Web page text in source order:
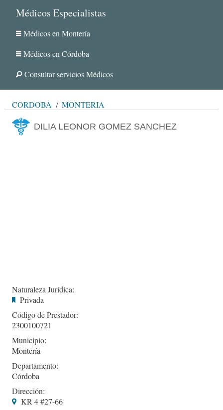
Médicos Especialistas
Médicos en Montería
Médicos en Córdoba
Consultar servicios Médicos
CÓRDOBA MONTERÍA
DILIA LEONOR GOMEZ SANCHEZ
Naturaleza Jurídica:
Privada
Código de Prestador:
2300100721
Municipio:
Montería
Departamento:
Córdoba
Dirección:
KR 4 #27-66